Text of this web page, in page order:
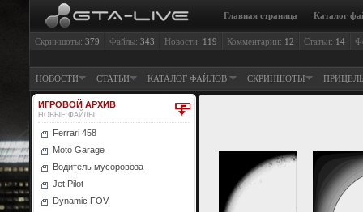
Главная страница Каталог
Скриншоты: 379 Файлы: 343 Новости: 119 Комментарии: 12 Статьи: 14
НОВОСТИ СТАТЬИ КАТАЛОГ ФАЙЛОВ СКРИНШОТЫ
ИГРОВОЙ АРХИВ
НОВЫЕ ФАЙЛЫ
Ferrari 458
Moto Garage
Водитель мусоровоза
Jet Pilot
Dynamic FOV